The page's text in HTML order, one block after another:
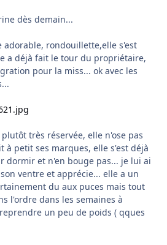
dès demain...
adorable, rondouillette,elle s'est
a déjà fait le tour du propriétaire,
pour la miss... ok avec les
très réservée, elle n'ose pas
à petit ses marques, elle s'est déjà
dormir et n'en bouge pas... je lui ai
ventre et apprécie... elle a un
du aux puces mais tout
l'ordre dans les semaines à
un peu de poids ( qques